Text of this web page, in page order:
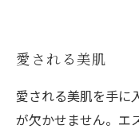
愛される美肌
愛される美肌を手に
が欠かせません。エ